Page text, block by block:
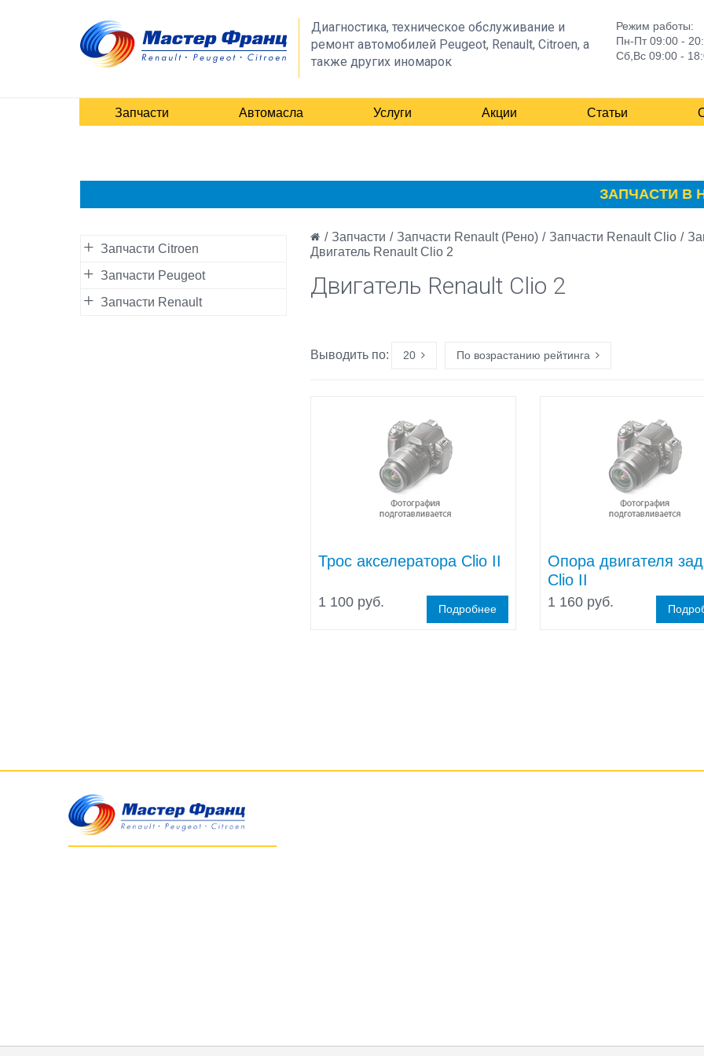
Диагностика, техническое обслуживание и
ремонт автомобилей Peugeot, Renault, Citroen, а
также других иномарок
Режим работы:
Пн-Пт 09:00 -
Сб,Вс 09:00 -
Запчасти Автомасла Услуги Акции Статьи
ЗАПЧАСТИ В
/ Запчасти / Запчасти Renault (Рено) / Запчасти Renault Clio /
Двигатель Renault Clio 2
Двигатель Renault Clio 2
Выводить по: 20 По возрастанию рейтинга
Трос акселератора Clio II
1 100 руб. Подробнее
Опора двигателя
Clio II
1 160 руб.
Запчасти Citroen
Запчасти Peugeot
Запчасти Renault